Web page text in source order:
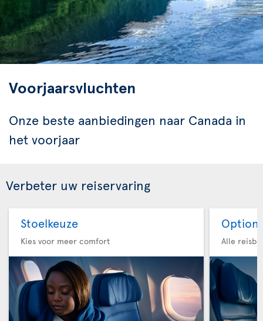
Voorjaarsvluchten
Onze beste aanbiedingen naar Canada in
het voorjaar
Verbeter uw reiservaring
Stoelkeuze
Kies voor meer comfort
Option
Alle